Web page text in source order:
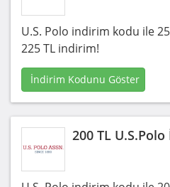
U.S. Polo indirim kodu ile
225 TL indirim!
İndirim Kodunu Göster
200 TL